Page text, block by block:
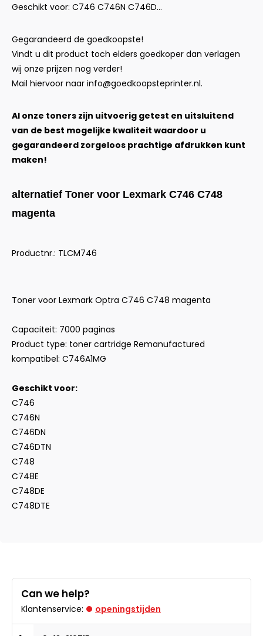
Geschikt voor: C746 C746N C746D...
Gegarandeerd de goedkoopste!
Vindt u dit product toch elders goedkoper dan verlagen
wij onze prijzen nog verder!
Mail hiervoor naar info@goedkoopsteprinter.nl.
Al onze toners zijn uitvoerig getest en uitsluitend
van de best mogelijke kwaliteit waardoor u
gegarandeerd zorgeloos prachtige afdrukken kunt
maken!
alternatief Toner voor Lexmark C746 C748
magenta
Productnr.: TLCM746
Toner voor Lexmark Optra C746 C748 magenta
Capaciteit: 7000 paginas
Product type: toner cartridge Remanufactured
kompatibel: C746A1MG
Geschikt voor:
C746
C746N
C746DN
C746DTN
C748
C748E
C748DE
C748DTE
Can we help?
Klantenservice: openingstijden